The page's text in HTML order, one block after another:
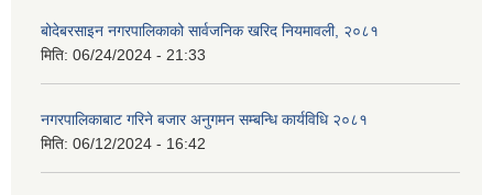
बोदेबरसाइन नगरपालिकाको सार्वजनिक खरिद नियमावली, २०८१
मिति: 06/24/2024 - 21:33
नगरपालिकाबाट गरिने बजार अनुगमन सम्बन्धि कार्यविधि २०८१
मिति: 06/12/2024 - 16:42